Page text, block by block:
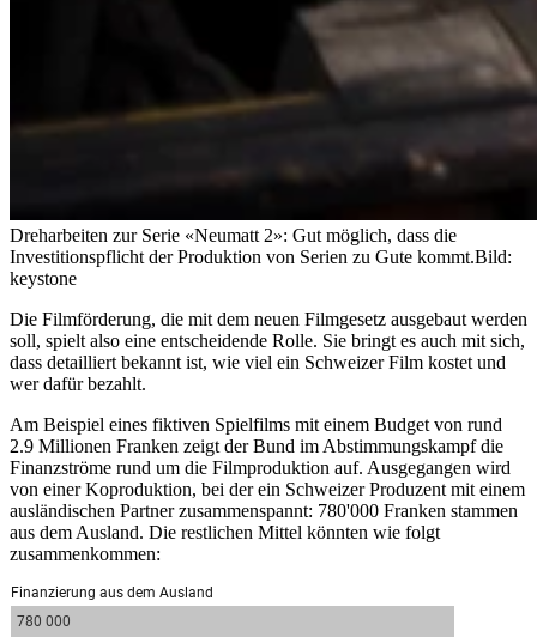
Dreharbeiten zur Serie «Neumatt 2»: Gut möglich, dass die
Investitionspflicht der Produktion von Serien zu Gute kommt.Bild:
keystone
Die Filmförderung, die mit dem neuen Filmgesetz ausgebaut werden
soll, spielt also eine entscheidende Rolle. Sie bringt es auch mit sich,
dass detailliert bekannt ist, wie viel ein Schweizer Film kostet und
wer dafür bezahlt.
Am Beispiel eines fiktiven Spielfilms mit einem Budget von rund
2.9 Millionen Franken zeigt der Bund im Abstimmungskampf die
Finanzströme rund um die Filmproduktion auf. Ausgegangen wird
von einer Koproduktion, bei der ein Schweizer Produzent mit einem
ausländischen Partner zusammenspannt: 780'000 Franken stammen
aus dem Ausland. Die restlichen Mittel könnten wie folgt
zusammenkommen: